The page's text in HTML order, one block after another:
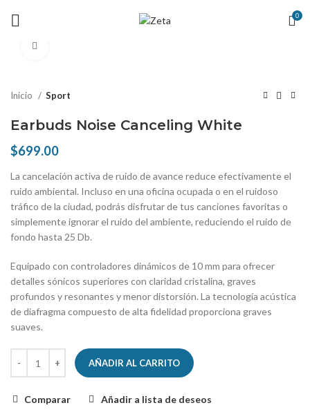
0
Inicio Sport
Earbuds Noise Canceling White
$699.00
La cancelación activa de ruido de avance reduce efectivamente el
ruido ambiental. Incluso en una oficina ocupada o en el ruidoso
tráfico de la ciudad, podrás disfrutar de tus canciones favoritas o
simplemente ignorar el ruido del ambiente, reduciendo el ruido de
fondo hasta 25 Db.
Equipado con controladores dinámicos de 10 mm para ofrecer
detalles sónicos superiores con claridad cristalina, graves
profundos y resonantes y menor distorsión. La tecnología acústica
de diafragma compuesto de alta fidelidad proporciona graves
suaves.
AÑADIR AL CARRITO
Comparar Añadir a lista de deseos